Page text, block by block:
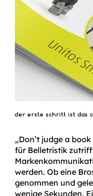
der erste schritt ist das
„Don’t judge a
für Belletristik
werden. Ob eine
genommen und
wenige Sekunden.